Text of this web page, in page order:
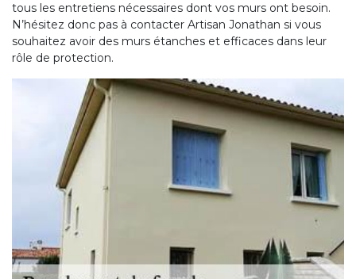
tous les entretiens nécessaires dont vos murs ont besoin.
N’hésitez donc pas à contacter Artisan Jonathan si vous
souhaitez avoir des murs étanches et efficaces dans leur
rôle de protection.